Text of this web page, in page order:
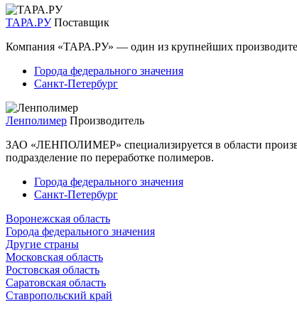
ТАРА.РУ Поставщик
Компания «ТАРА.РУ» — один из крупнейших
Города федерального значения
Санкт-Петербург
Ленполимер Производитель
ЗАО «ЛЕНПОЛИМЕР» специализируется в области
подразделение по переработке полимеров.
Города федерального значения
Санкт-Петербург
Воронежская область
Города федерального значения
Другие страны
Московская область
Ростовская область
Саратовская область
Ставропольский край